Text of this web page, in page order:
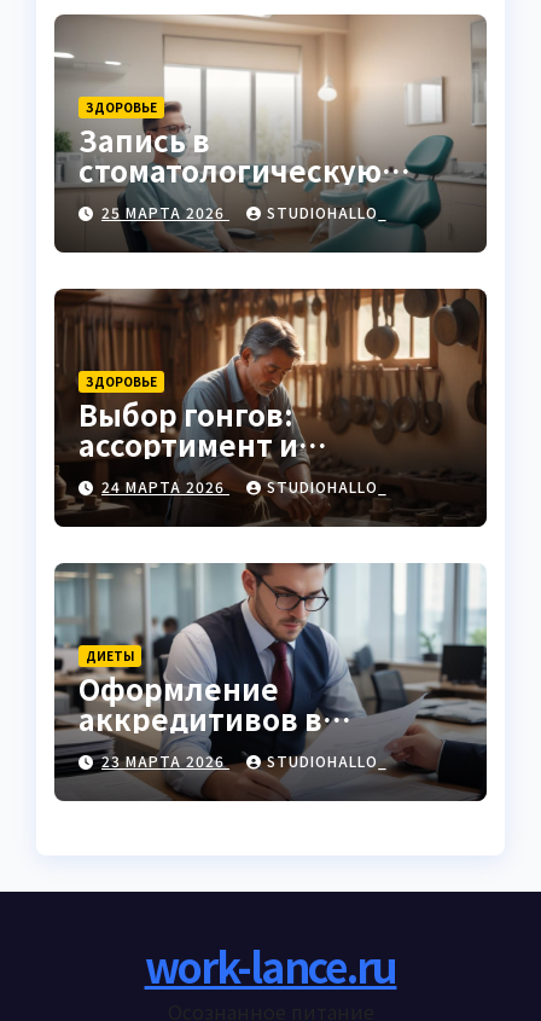
ЗДОРОВЬЕ
Запись в
стоматологическую
клинику
25 МАРТА 2026 STUDIOHALLO_
ЗДОРОВЬЕ
Выбор гонгов:
ассортимент и
характеристики
24 МАРТА 2026 STUDIOHALLO_
ДИЕТЫ
Оформление
аккредитивов в
международной
торговле
23 МАРТА 2026 STUDIOHALLO_
work-lance.ru